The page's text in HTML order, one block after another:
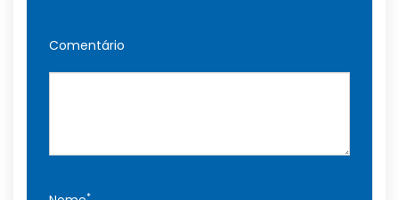
Comentário
*